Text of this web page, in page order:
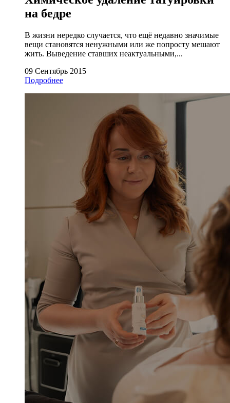
на бедре
В жизни нередко случается, что ещё недавно значимые
вещи становятся ненужными или же попросту мешают
жить. Выведение ставших неактуальными,...
09 Сентябрь 2015
Подробнее